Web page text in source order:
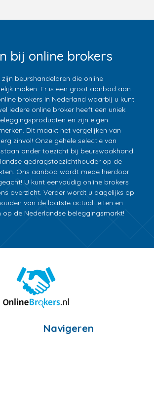
bij online brokers
beurshandelaren die online
maken. Er is een groot aanbod aan
brokers in Nederland waarbij u kunt
iedere online broker heeft een uniek
en zijn eigen
Dit maakt het vergelijken van
zinvol! Onze gehele selectie van
onder toezicht bij beurswaakhond
gedragstoezichthouder op de
Ons aanbod wordt mede hierdoor
U kunt eenvoudig online brokers
overzicht. Verder wordt u dagelijks op
van de laatste actualiteiten en
op de Nederlandse beleggingsmarkt!
Navigeren